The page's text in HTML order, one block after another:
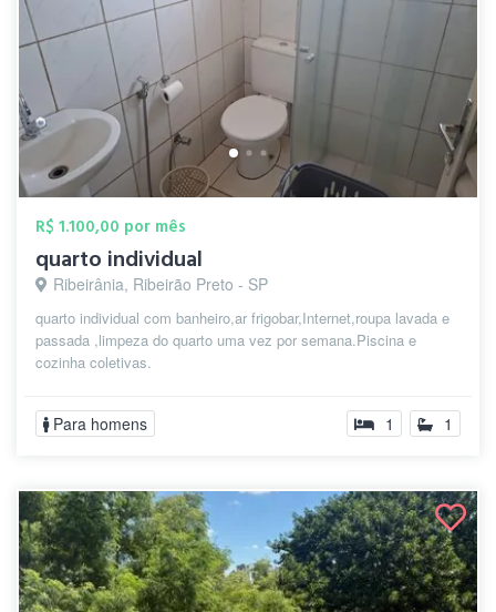
R$ 1.100,00 por mês
quarto individual
Ribeirânia, Ribeirão Preto - SP
quarto individual com banheiro,ar frigobar,Internet,roupa lavada e
passada ,limpeza do quarto uma vez por semana.Piscina e
cozinha coletivas.
Para homens 1 1